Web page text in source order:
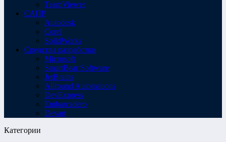
TeamViewer
САПР
Autodesk
Corel
SolidWorks
Средства разработки
Microsoft
SmartBear Software
JetBrains
Allround Automations
DevExpress
Embarcadero
Devart
Категории